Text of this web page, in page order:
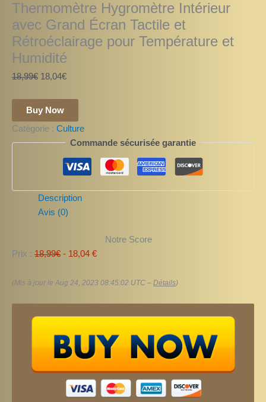
Thermomètre Hygromètre Intérieur
avec Grand Écran Tactile et
Rétroéclairage pour Température et
Humidité
18,99€ 18,04€
Buy Now
Catégorie : Culture
Commande sécurisée garantie
Description
Avis (0)
Notre Score
Prix : 18,99€ - 18,04 €
(Mis à jour le Aug 24, 2023 08:45:02 UTC – Détails)